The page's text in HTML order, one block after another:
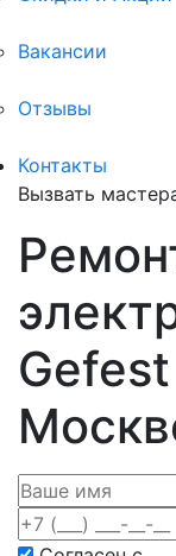
Вакансии
Отзывы
Контакты
Вызвать